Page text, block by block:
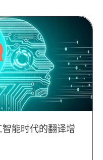
能时代的翻译增